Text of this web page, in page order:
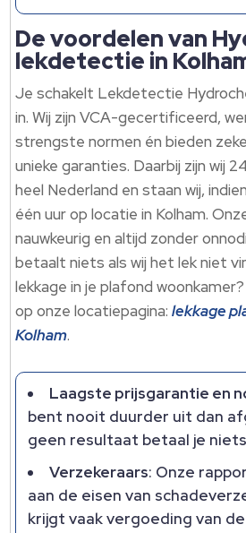
De voordelen van
lekdetectie in
Je schakelt Lekdetectie
in. Wij zijn VCA-gecertificeerd,
strengste normen én bieden
unieke garanties. Daarbij zijn wij
heel Nederland en staan wij,
één uur op locatie in Kolham.
nauwkeurig en altijd zonder
betaalt niets als wij het lek niet
lekkage in je plafond
op onze locatiepagina:lekkage
Kolham.
Laagste prijsgarantie en
bent nooit duurder uit dan
geen resultaat betaal je
Verzekeraars: Onze
aan de eisen van
krijgt vaak vergoeding van